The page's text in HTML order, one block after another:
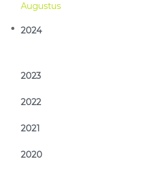
Aug
2024
2023
2022
2021
2020